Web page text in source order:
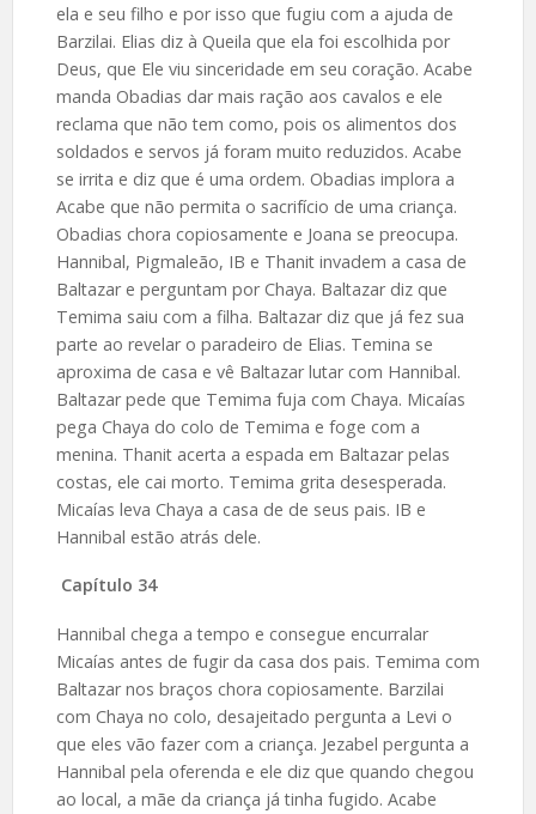
ela e seu filho e por isso que fugiu com a ajuda de
Barzilai. Elias diz à Queila que ela foi escolhida por
Deus, que Ele viu sinceridade em seu coração. Acabe
manda Obadias dar mais ração aos cavalos e ele
reclama que não tem como, pois os alimentos dos
soldados e servos já foram muito reduzidos. Acabe
se irrita e diz que é uma ordem. Obadias implora a
Acabe que não permita o sacrifício de uma criança.
Obadias chora copiosamente e Joana se preocupa.
Hannibal, Pigmaleão, IB e Thanit invadem a casa de
Baltazar e perguntam por Chaya. Baltazar diz que
Temima saiu com a filha. Baltazar diz que já fez sua
parte ao revelar o paradeiro de Elias. Temina se
aproxima de casa e vê Baltazar lutar com Hannibal.
Baltazar pede que Temima fuja com Chaya. Micaías
pega Chaya do colo de Temima e foge com a
menina. Thanit acerta a espada em Baltazar pelas
costas, ele cai morto. Temima grita desesperada.
Micaías leva Chaya a casa de de seus pais. IB e
Hannibal estão atrás dele.
Capítulo 34
Hannibal chega a tempo e consegue encurralar
Micaías antes de fugir da casa dos pais. Temima com
Baltazar nos braços chora copiosamente. Barzilai
com Chaya no colo, desajeitado pergunta a Levi o
que eles vão fazer com a criança. Jezabel pergunta a
Hannibal pela oferenda e ele diz que quando chegou
ao local, a mãe da criança já tinha fugido. Acabe